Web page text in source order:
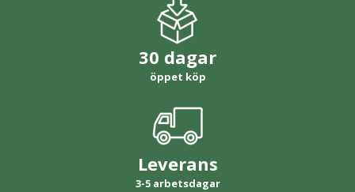
30 dagar
öppet köp
Leverans
3-5 arbetsdagar